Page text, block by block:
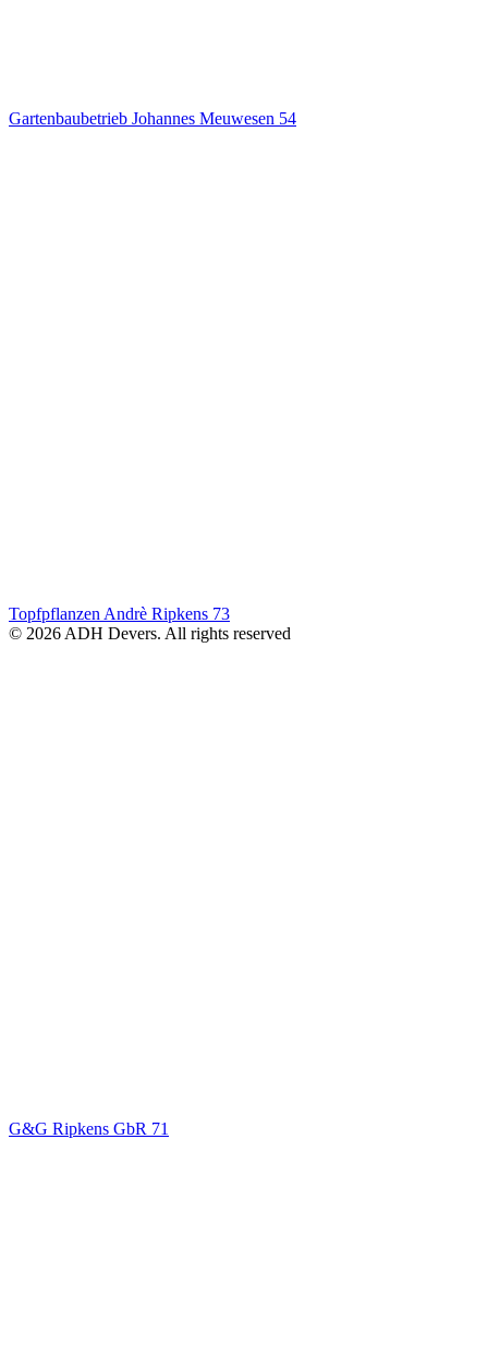
Gartenbaubetrieb Johannes Meuwesen 54
Topfpflanzen Andrè Ripkens 73
© 2026 ADH Devers. All rights reserved
G&G Ripkens GbR 71